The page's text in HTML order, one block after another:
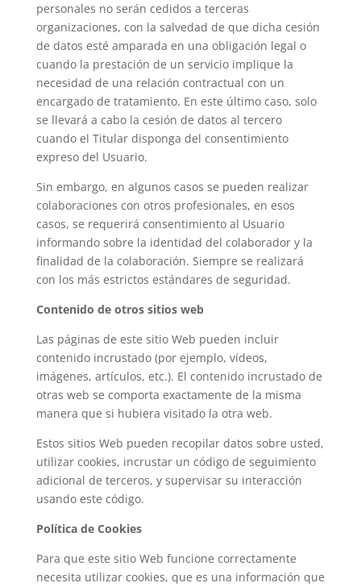
personales no serán cedidos a terceras
organizaciones, con la salvedad de que dicha cesión
de datos esté amparada en una obligación legal o
cuando la prestación de un servicio implique la
necesidad de una relación contractual con un
encargado de tratamiento. En este último caso, solo
se llevará a cabo la cesión de datos al tercero
cuando el Titular disponga del consentimiento
expreso del Usuario.
Sin embargo, en algunos casos se pueden realizar
colaboraciones con otros profesionales, en esos
casos, se requerirá consentimiento al Usuario
informando sobre la identidad del colaborador y la
finalidad de la colaboración. Siempre se realizará
con los más estrictos estándares de seguridad.
Contenido de otros sitios web
Las páginas de este sitio Web pueden incluir
contenido incrustado (por ejemplo, vídeos,
imágenes, artículos, etc.). El contenido incrustado de
otras web se comporta exactamente de la misma
manera que si hubiera visitado la otra web.
Estos sitios Web pueden recopilar datos sobre usted,
utilizar cookies, incrustar un código de seguimiento
adicional de terceros, y supervisar su interacción
usando este código.
Política de Cookies
Para que este sitio Web funcione correctamente
necesita utilizar cookies, que es una información que